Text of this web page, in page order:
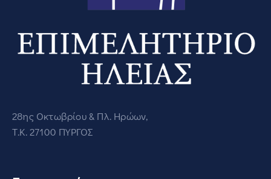
28ης Οκτωβρίου & Πλ. Ηρώων,
Τ.Κ. 27100 ΠΥΡΓΟΣ